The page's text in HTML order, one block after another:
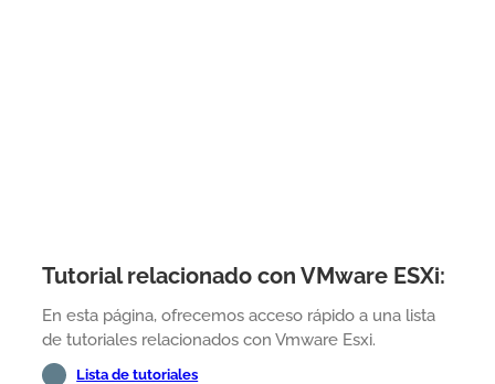
Tutorial relacionado con VMware ESXi:
En esta página, ofrecemos acceso rápido a una lista
de tutoriales relacionados con Vmware Esxi.
Lista de tutoriales